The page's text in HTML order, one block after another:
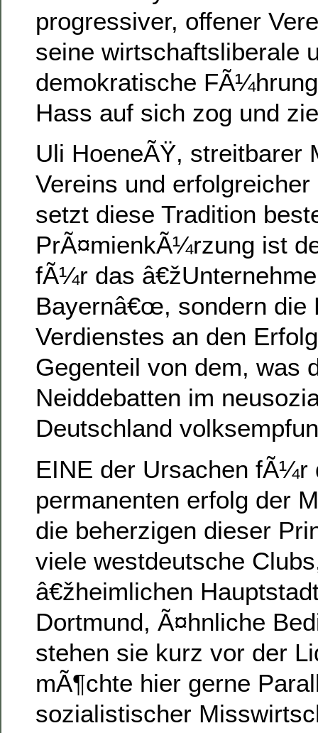
progressiver, offener
seine wirtschaftsliberale
demokratische
Hass auf sich zog und
Uli HoeneÃŸ, streitbarer
Vereins und
setzt diese Tradition
PrÃ¤mienkÃ¼rzung ist
fÃ¼r das
Bayernâ€œ, sondern die
Verdienstes an den
Gegenteil von dem, was
Neiddebatten im
Deutschland
EINE der Ursachen fÃ¼r
permanenten erfolg der
die beherzigen dieser
viele westdeutsche
â€žheimlichen
Dortmund, Ã¤hnliche
stehen sie kurz vor der
mÃ¶chte hier gerne
sozialistischer